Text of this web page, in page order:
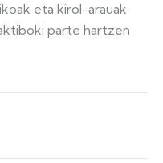
eta kirol-arauak
parte hartzen